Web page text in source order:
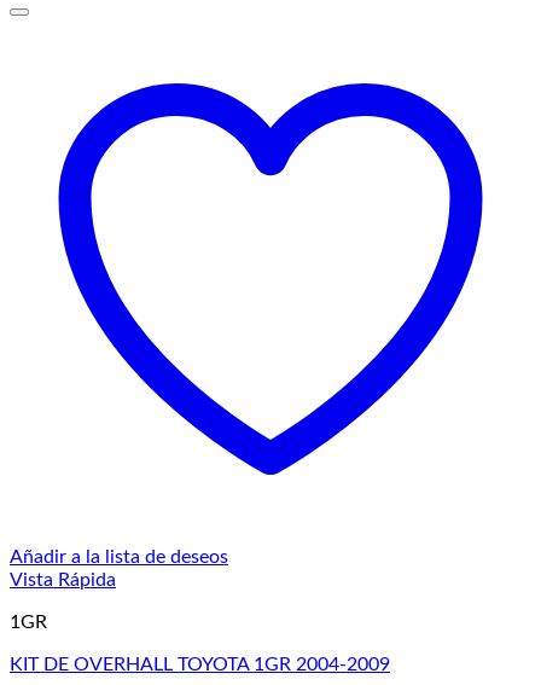
Añadir a la lista de deseos
Vista Rápida
1GR
KIT DE OVERHALL TOYOTA 1GR 2004-2009